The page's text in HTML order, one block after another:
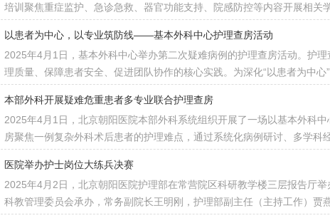
培训聚焦重症监护、急诊急救、器官功能支持、院感防控等内容开展相关
以患者为中心，以专业筑防线——基本外科中心护理查房活动
2025年4月1日，基本外科中心举办第二次疑难病例的护理查房活动。护
理质量、保障患者安全、促进团队协作的核心实践。为深化“以患者为中
本部外科开展疑难危重患者多专业联合护理查房
2025年4月1日，北京朝阳医院本部外科系统组织开展了一场以基本外科
房聚焦一例复杂外科术后患者的护理难点，通过系统化病例研讨、多学科
医院举办护士岗位大练兵决赛
2025年4月2日，北京朝阳医院护理部在常营院区科研教学楼三层报告厅
科教管理委员会承办，常务副院长王明刚，护理部副主任（主持工作）贾